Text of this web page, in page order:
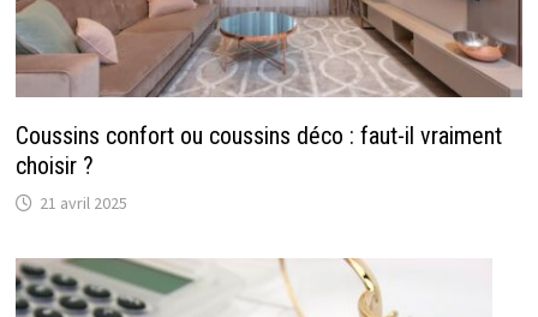
Coussins confort ou coussins déco : faut-il vraiment
choisir ?
21 avril 2025